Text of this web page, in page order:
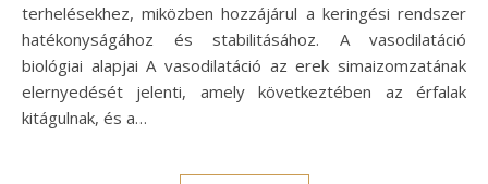
terhelésekhez, miközben hozzájárul a keringési rendszer
hatékonyságához és stabilitásához. A vasodilatáció
biológiai alapjai A vasodilatáció az erek simaizomzatának
elernyedését jelenti, amely következtében az érfalak
kitágulnak, és a…